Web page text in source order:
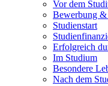
Vor dem
Bewerbung
Studienstart
Erfolgreich
Im Studium
Besondere
Nach dem